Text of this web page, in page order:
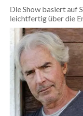
SERVIZI ALLE IMPRESE
LAVORO
BANDI
SPORT IN SARDEGNA
SPORT
RISULTATI E CLASSIFICHE
Die Show basiert auf
leichtfertig über die